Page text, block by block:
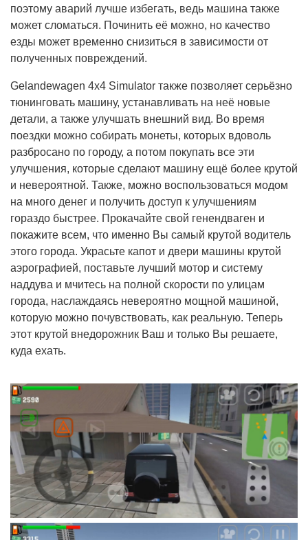
поэтому аварий лучше избегать, ведь машина также
может сломаться. Починить её можно, но качество
езды может временно снизиться в зависимости от
полученных повреждений.
Gelandewagen 4x4 Simulator также позволяет серьёзно
тюнинговать машину, устанавливать на неё новые
детали, а также улучшать внешний вид. Во время
поездки можно собирать монеты, которых вдоволь
разбросано по городу, а потом покупать все эти
улучшения, которые сделают машину ещё более крутой
и невероятной. Также, можно воспользоваться модом
на много денег и получить доступ к улучшениям
гораздо быстрее. Прокачайте свой генендваген и
покажите всем, что именно Вы самый крутой водитель
этого города. Украсьте капот и двери машины крутой
аэрографией, поставьте лучший мотор и систему
наддува и мчитесь на полной скорости по улицам
города, наслаждаясь невероятно мощной машиной,
которую можно почувствовать, как реальную. Теперь
этот крутой внедорожник Ваш и только Вы решаете,
куда ехать.